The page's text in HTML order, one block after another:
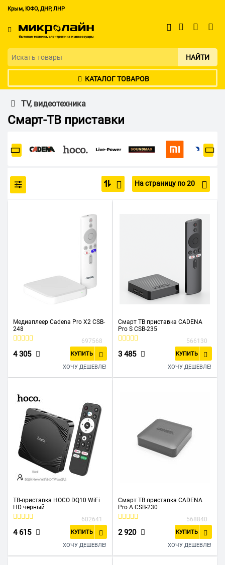
Крым, ЮФО, ДНР, ЛНР
НАЙТИ
КАТАЛОГ ТОВАРОВ
TV, видеотехника
Смарт-ТВ приставки
На страницу по 20
Медиаплеер Cadena Pro X2 CSB-
248
697568
4 305 КУПИТЬ
ХОЧУ ДЕШЕВЛЕ!
Смарт ТВ приставка CADENA
Pro S CSB-235
566130
3 485 КУПИТЬ
ХОЧУ ДЕШЕВЛЕ!
ТВ-приставка HOCO DQ10 WiFi
HD черный
602641
4 615 КУПИТЬ
ХОЧУ ДЕШЕВЛЕ!
Смарт ТВ приставка CADENA
Pro A CSB-230
568840
2 920 КУПИТЬ
ХОЧУ ДЕШЕВЛЕ!